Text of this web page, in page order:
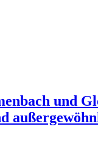
und